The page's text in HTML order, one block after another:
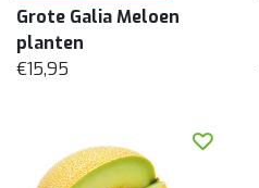
Grote Galia Meloen
planten
€15,95